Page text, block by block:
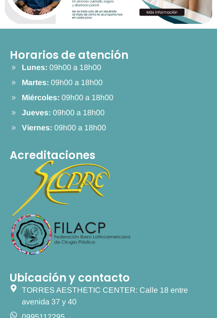
Horarios de atención
Lunes: 09h00 a 18h00
Martes: 09h00 a 18h00
Miércoles: 09h00 a 18h00
Jueves: 09h00 a 18h00
Viernes: 09h00 a 18h00
Acreditaciones
Ubicación y contacto
TORRES AESTHETIC CENTER: Calle 18 entre
avenida 37 y 40